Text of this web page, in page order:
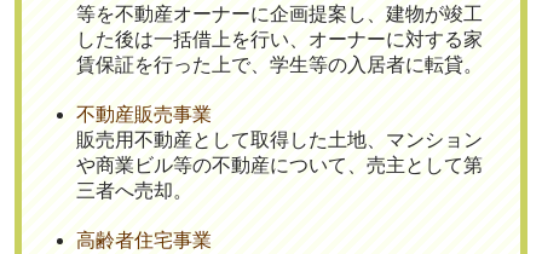
等を不動産オーナーに企画提案し、建物が竣工
した後は一括借上を行い、オーナーに対する家
賃保証を行った上で、学生等の入居者に転貸。
不動産販売事業
販売用不動産として取得した土地、マンション
や商業ビル等の不動産について、売主として第
三者へ売却。
高齢者住宅事業